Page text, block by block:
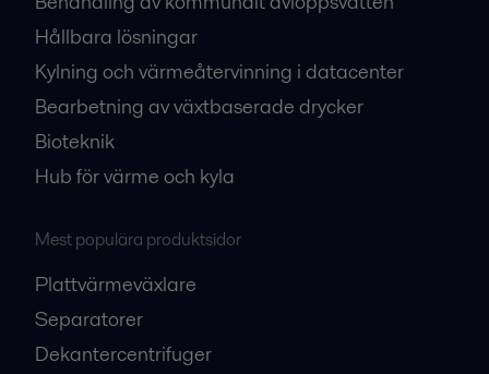
Hållbara lösningar
Kylning och värmeåtervinning i datacenter
Bearbetning av växtbaserade drycker
Bioteknik
Hub för värme och kyla
Mest populära produktsidor
Plattvärmeväxlare
Separatorer
Dekantercentrifuger